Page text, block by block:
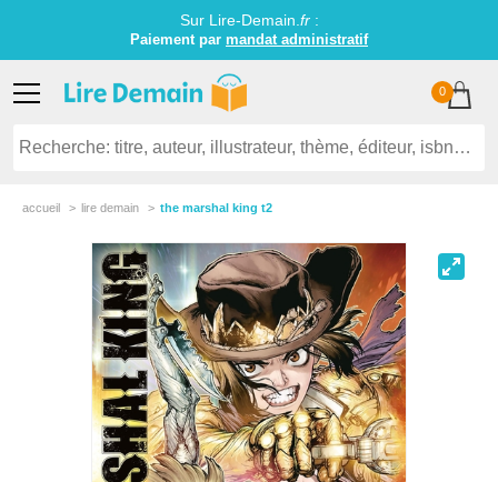
Sur Lire-Demain. fr:
Paiement par mandat administratif
0
accueil lire demain the marshal king t2